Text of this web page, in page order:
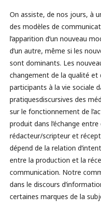
On assiste, de nos jours, à
des modèles de
l’apparition d’un nouveau
d’un autre, même si les
sont dominants. Les
changement de la qualité et
participants à la vie sociale
pratiquesdiscursives des
sur le fonctionnement de
produit dans l’échange
rédacteur/scripteur et
dépend de la relation
entre la production et la
communication. Notre
dans le discours
certaines marques de la